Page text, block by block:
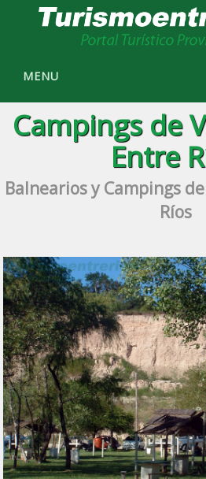
MENU
Campings de
Entre
Balnearios y Campings
Ríos